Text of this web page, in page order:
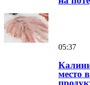
05:37
место